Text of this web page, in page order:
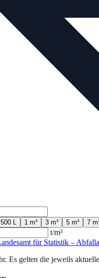
500 L 1 m³ 3 m³ 5 m³ 7
t/m³
für Statistik –
Es gelten die jeweils